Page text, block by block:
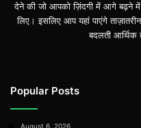
देने की जो आपको ज़िंदगी में आगे
लिए। इसलिए आप यहां पाएंगे
बदलती आर्थिक
Popular Posts
August 6, 2026